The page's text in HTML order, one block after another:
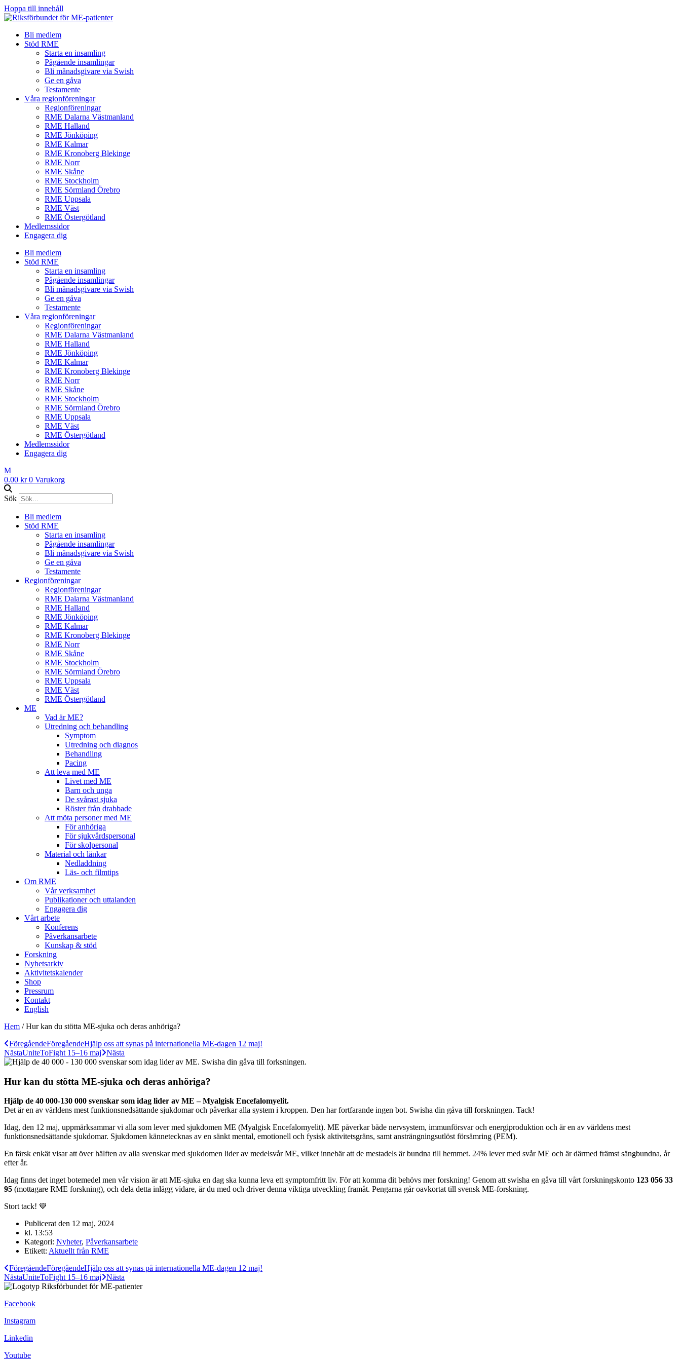
Hoppa till innehåll
Bli medlem
Stöd RME
Starta en insamling
Pågående insamlingar
Bli månadsgivare via Swish
Ge en gåva
Testamente
Våra regionföreningar
Regionföreningar
RME Dalarna Västmanland
RME Halland
RME Jönköping
RME Kalmar
RME Kronoberg Blekinge
RME Norr
RME Skåne
RME Stockholm
RME Sörmland Örebro
RME Uppsala
RME Väst
RME Östergötland
Medlemssidor
Engagera dig
Bli medlem
Stöd RME
Starta en insamling
Pågående insamlingar
Bli månadsgivare via Swish
Ge en gåva
Testamente
Våra regionföreningar
Regionföreningar
RME Dalarna Västmanland
RME Halland
RME Jönköping
RME Kalmar
RME Kronoberg Blekinge
RME Norr
RME Skåne
RME Stockholm
RME Sörmland Örebro
RME Uppsala
RME Väst
RME Östergötland
Medlemssidor
Engagera dig
M
0.00 kr 0 Varukorg
Sök
Bli medlem
Stöd RME
Starta en insamling
Pågående insamlingar
Bli månadsgivare via Swish
Ge en gåva
Testamente
Regionföreningar
Regionföreningar
RME Dalarna Västmanland
RME Halland
RME Jönköping
RME Kalmar
RME Kronoberg Blekinge
RME Norr
RME Skåne
RME Stockholm
RME Sörmland Örebro
RME Uppsala
RME Väst
RME Östergötland
ME
Vad är ME?
Utredning och behandling
Symptom
Utredning och diagnos
Behandling
Pacing
Att leva med ME
Livet med ME
Barn och unga
De svårast sjuka
Röster från drabbade
Att möta personer med ME
För anhöriga
För sjukvårdspersonal
För skolpersonal
Material och länkar
Nedladdning
Läs- och filmtips
Om RME
Vår verksamhet
Publikationer och uttalanden
Engagera dig
Vårt arbete
Konferens
Påverkansarbete
Kunskap & stöd
Forskning
Nyhetsarkiv
Aktivitetskalender
Shop
Pressrum
Kontakt
English
Hem /Hur kan du stötta ME-sjuka och deras anhöriga?
FöregåendeFöregåendeHjälp oss att synas på internationella ME-dagen 12 maj!
NästaUniteToFight 15–16 maj Nästa
Hur kan du stötta ME-sjuka och deras anhöriga?
Hjälp de 40 000-130 000 svenskar som idag lider av ME – Myalgisk Encefalomyelit.
Det är en av världens mest funktionsnedsättande sjukdomar och påverkar alla system i kroppen. Den har fortfarande ingen bot. Swisha din gåva till forskningen. Tack!
Idag, den 12 maj, uppmärksammar vi alla som lever med sjukdomen ME (Myalgisk Encefalomyelit). ME påverkar både nervsystem, immunförsvar och energiproduktion och är en av världens mest
funktionsnedsättande sjukdomar. Sjukdomen kännetecknas av en sänkt mental, emotionell och fysisk aktivitetsgräns, samt ansträngningsutlöst försämring (PEM).
En färsk enkät visar att över hälften av alla svenskar med sjukdomen lider av medelsvår ME, vilket innebär att de mestadels är bundna till hemmet. 24% lever med svår ME och är därmed främst sängbundna, år
efter år.
Idag finns det inget botemedel men vår vision är att ME-sjuka en dag ska kunna leva ett symptomfritt liv. För att komma dit behövs mer forskning! Genom att swisha en gåva till vårt forskningskonto 123 056 33
95 (mottagare RME forskning), och dela detta inlägg vidare, är du med och driver denna viktiga utveckling framåt. Pengarna går oavkortat till svensk ME-forskning.
Stort tack! 💙
Publicerat den 12 maj, 2024
kl. 13:53
Kategori: Nyheter, Påverkansarbete
Etikett: Aktuellt från RME
FöregåendeFöregåendeHjälp oss att synas på internationella ME-dagen 12 maj!
NästaUniteToFight 15–16 maj Nästa
Facebook
Instagram
Linkedin
Youtube